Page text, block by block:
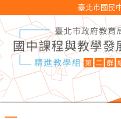
臺北市國民